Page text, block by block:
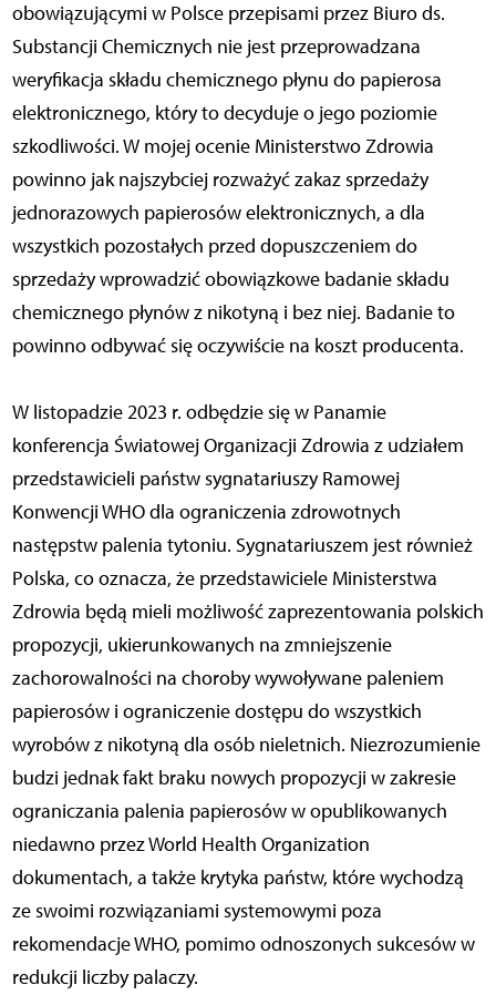
obowiązującymi w Polsce przepisami przez Biuro ds.
Substancji Chemicznych nie jest przeprowadzana
weryfikacja składu chemicznego płynu do papierosa
elektronicznego, który to decyduje o jego poziomie
szkodliwości. W mojej ocenie Ministerstwo Zdrowia
powinno jak najszybciej rozważyć zakaz sprzedaży
jednorazowych papierosów elektronicznych, a dla
wszystkich pozostałych przed dopuszczeniem do
sprzedaży wprowadzić obowiązkowe badanie składu
chemicznego płynów z nikotyną i bez niej. Badanie to
powinno odbywać się oczywiście na koszt producenta.
W listopadzie 2023 r. odbędzie się w Panamie
konferencja Światowej Organizacji Zdrowia z udziałem
przedstawicieli państw sygnatariuszy Ramowej
Konwencji WHO dla ograniczenia zdrowotnych
następstw palenia tytoniu. Sygnatariuszem jest również
Polska, co oznacza, że przedstawiciele Ministerstwa
Zdrowia będą mieli możliwość zaprezentowania polskich
propozycji, ukierunkowanych na zmniejszenie
zachorowalności na choroby wywoływane paleniem
papierosów i ograniczenie dostępu do wszystkich
wyrobów z nikotyną dla osób nieletnich. Niezrozumienie
budzi jednak fakt braku nowych propozycji w zakresie
ograniczania palenia papierosów w opublikowanych
niedawno przez World Health Organization
dokumentach, a także krytyka państw, które wychodzą
ze swoimi rozwiązaniami systemowymi poza
rekomendacje WHO, pomimo odnoszonych sukcesów w
redukcji liczby palaczy.